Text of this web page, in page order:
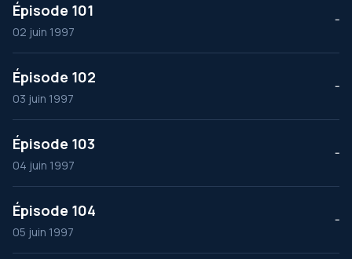
Épisode 101
02 juin 1997
--
Épisode 102
03 juin 1997
--
Épisode 103
04 juin 1997
--
Épisode 104
05 juin 1997
--